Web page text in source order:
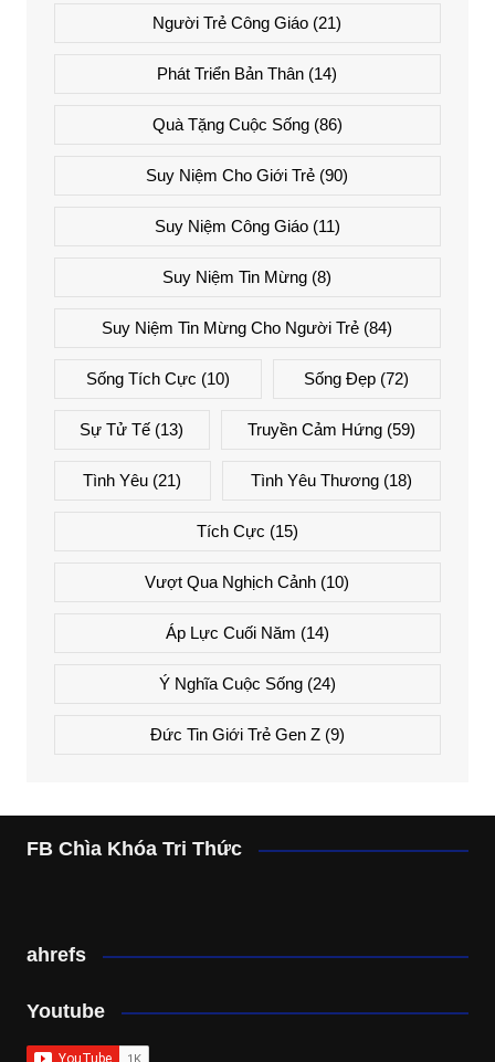
Người Trẻ Công Giáo (21)
Phát Triển Bản Thân (14)
Quà Tặng Cuộc Sống(86)
Suy Niệm Cho Giới Trẻ (90)
Suy Niệm Công Giáo(11)
Suy Niệm Tin Mừng (8)
Suy Niệm Tin Mừng Cho Người Trẻ (84)
Sống Tích Cực (10) Sống Đẹp (72)
Sự Tử Tế (13) Truyền Cảm Hứng(59)
Tình Yêu (21) Tình Yêu Thương(18)
Tích Cực (15)
Vượt Qua Nghịch Cảnh (10)
Áp Lực Cuối Năm (14)
Ý Nghĩa Cuộc Sống(24)
Đức Tin Giới Trẻ Gen Z(9)
FB Chìa Khóa Tri Thức
ahrefs
Youtube